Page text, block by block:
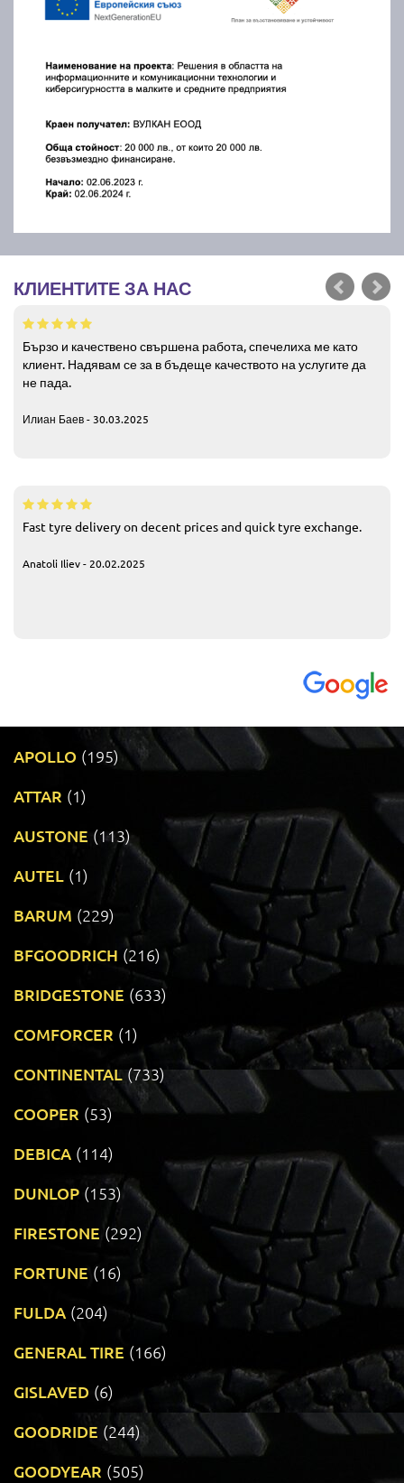
КЛИЕНТИТЕ ЗА НАС
Бързо и качествено свършена работа, спечелиха ме като
клиент. Надявам се за в бъдеще качеството на услугите да
не пада.
Илиан Баев - 30.03.2025
Fast tyre delivery on decent prices and quick tyre exchange.
Anatoli Iliev - 20.02.2025
APOLLO (195)
ATTAR (1)
AUSTONE (113)
AUTEL (1)
BARUM (229)
BFGOODRICH (216)
BRIDGESTONE (633)
COMFORCER (1)
CONTINENTAL (733)
COOPER (53)
DEBICA (114)
DUNLOP (153)
FIRESTONE (292)
FORTUNE (16)
FULDA (204)
GENERAL TIRE (166)
GISLAVED (6)
GOODRIDE (244)
GOODYEAR (505)